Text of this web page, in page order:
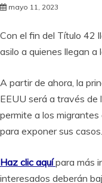
mayo 11, 2023
Con el fin del Título 42
asilo a quienes llegan
A partir de ahora, la
EEUU será a través de
permite a los
para exponer sus casos.
Haz clic aquípara más
interesados deberán